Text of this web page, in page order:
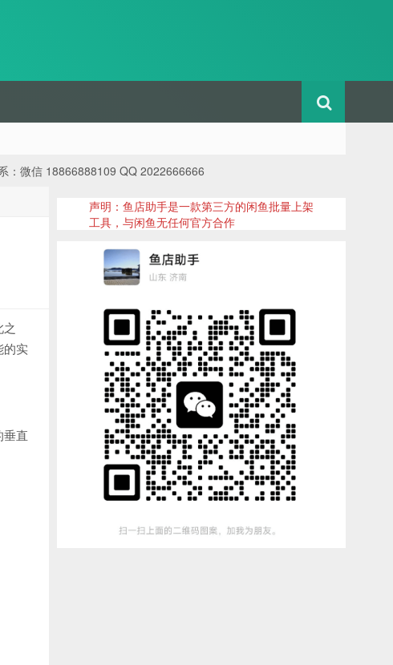
：微信 18866888109 QQ 2022666666
的实
垂直
声明：鱼店助手是一款第三方的闲鱼批量上架
工具，与闲鱼无任何官方合作